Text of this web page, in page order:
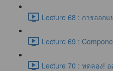
Lecture 68 : การออก
Lecture 69 :
Lecture 70 : ทดลอง!